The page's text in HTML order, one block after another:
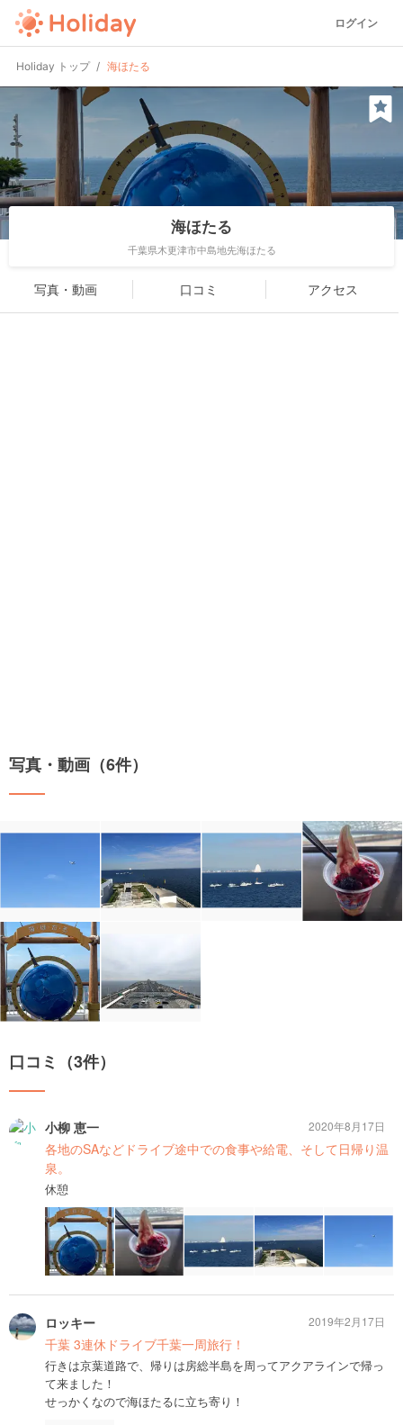
ログイン
Holiday トップ 海ほたる
海ほたる
千葉県木更津市中島地先海ほたる
写真・動画 口コミ アクセス
写真・動画（6件）
口コミ（3件）
小柳 恵一
各地のSAなどドライブ途中での食事や給電、そして日帰り温
泉。
休憩
2020年8月17日
ロッキー
千葉 3連休ドライブ千葉一周旅行！
行きは京葉道路で、帰りは房総半島を周ってアクアラインで帰っ
て来ました！
せっかくなので海ほたるに立ち寄り！
2019年2月17日